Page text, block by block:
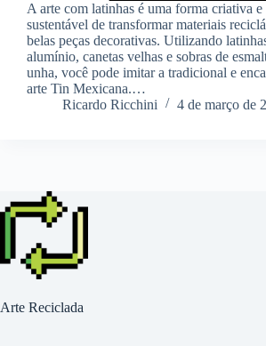
A arte com latinhas é uma forma criativa e
sustentável de transformar materiais
belas peças decorativas. Utilizando
alumínio, canetas velhas e sobras de
unha, você pode imitar a tradicional e
arte Tin Mexicana.…
Ricardo Ricchini
4 de março de
Arte Reciclada